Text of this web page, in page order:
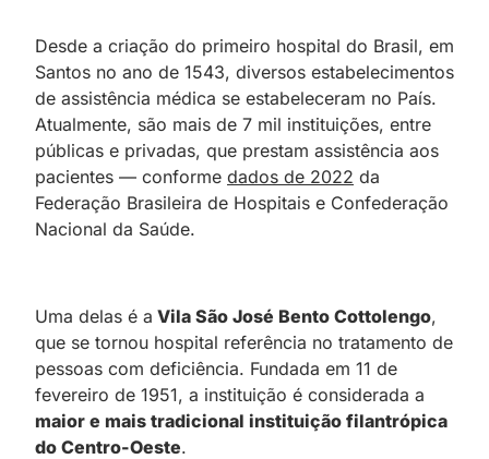
Desde a criação do primeiro hospital do Brasil, em
Santos no ano de 1543, diversos estabelecimentos
de assistência médica se estabeleceram no País.
Atualmente, são mais de 7 mil instituições, entre
públicas e privadas, que prestam assistência aos
pacientes — conforme dados de 2022 da
Federação Brasileira de Hospitais e Confederação
Nacional da Saúde.
Uma delas é a Vila São José Bento Cottolengo,
que se tornou hospital referência no tratamento de
pessoas com deficiência. Fundada em 11 de
fevereiro de 1951, a instituição é considerada a
maior e mais tradicional instituição filantrópica
do Centro-Oeste.